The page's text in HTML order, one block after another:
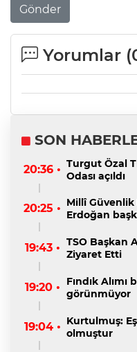
Gönder
Yorumlar (
SON
20:36 • Turgut Özal
Odası açıldı
20:25 • Millî
Erdoğan
19:43 • TSO Başkan
Ziyaret Etti
19:20 •
Fındık Alımı
görünmüyor
19:04 • Kurtulmuş:
olmuştur